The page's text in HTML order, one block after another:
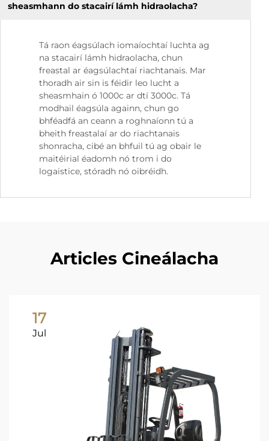
sheasmhann do stacairí lámh hidraolacha?
Tá raon éagsúlach iomaíochtaí luchta ag
na stacairí lámh hidraolacha, chun
freastal ar éagsúlachtaí riachtanais. Mar
thoradh air sin is féidir leo lucht a
sheasmhain ó 1000c ar dtí 3000c. Tá
modhail éagsúla againn, chun go
bhféadfá an ceann a roghnaíonn tú a
bheith freastalaí ar do riachtanais
shonracha, cibé an bhfuil tú ag obair le
maitéirial éadomh nó trom i do
logaistice, stóradh nó oibréidh.
Articles Cineálacha
17
Jul